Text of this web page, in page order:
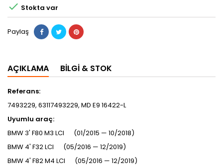
 Stokta var
Paylaş
AÇIKLAMA BILGI & STOK
Referans:
7493229, 63117493229, MD E9 16422-L
Uyumlu araç:
BMW 3' F80 M3 LCI (01/2015 — 10/2018)
BMW 4' F32 LCI (05/2016 — 12/2019)
BMW 4' F82 M4 LCI (05/2016 — 12/2019)